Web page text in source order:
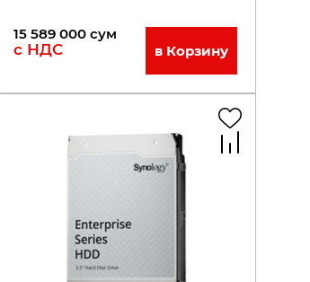
15 589 000 сум
с НДС в Корзину